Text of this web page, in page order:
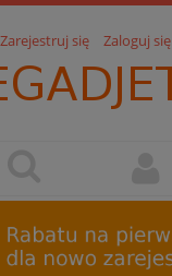
Zarejestruj się Zaloguj się